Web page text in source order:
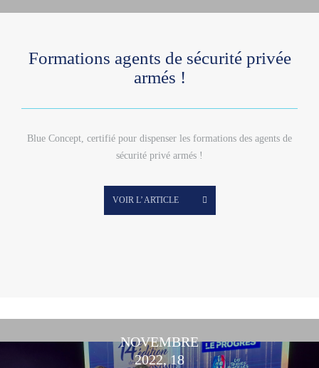
Formations agents de sécurité privée
armés !
Blue Concept, certifié pour dispenser les formations des agents de
sécurité privé armés !
VOIR L’ ARTICLE
NOVEMBRE
2022, 18